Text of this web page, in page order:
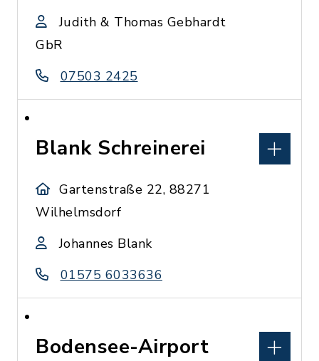
Judith & Thomas Gebhardt
GbR
07503 2425
Blank Schreinerei
Gartenstraße 22, 88271
Wilhelmsdorf
Johannes Blank
01575 6033636
Bodensee-Airport